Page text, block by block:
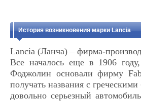
История возникновения марки Lancia
Lancia (Ланча) – фирма-
Все началось еще в 1906
Фоджолин основали фирму
получать названия с
довольно серьезный